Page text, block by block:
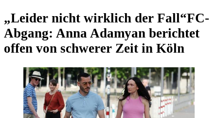
„Leider nicht wirklich der Fall“FC-
Abgang: Anna Adamyan berichtet
offen von schwerer Zeit in Köln